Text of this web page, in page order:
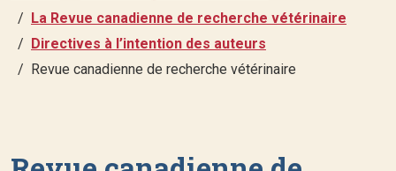
La Revue canadienne de recherche vétérinaire
Directives à l’intention des auteurs
Revue canadienne de recherche vétérinaire